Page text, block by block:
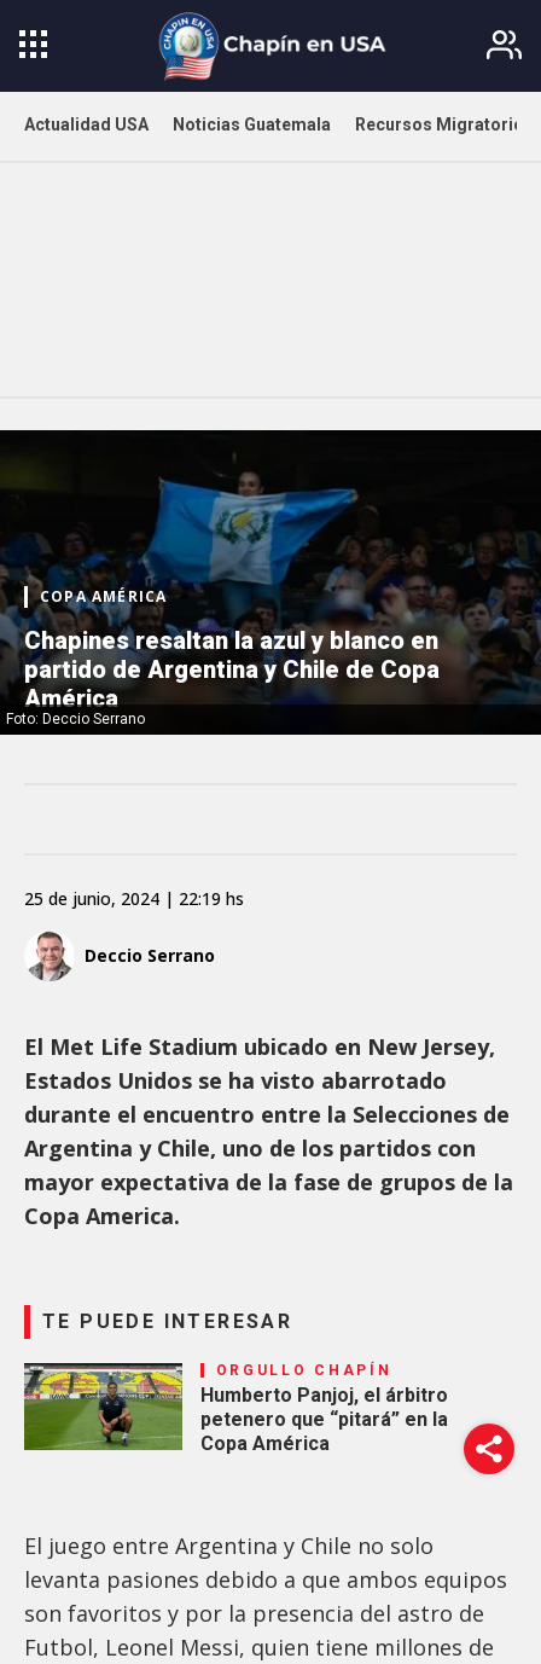
Actualidad USA Noticias Guatemala Recursos Migratorios
Foto: Deccio Serrano
COPA AMÉRICA
Chapines resaltan la azul y blanco en
partido de Argentina y Chile de Copa
América
Deccio Serrano
25 de junio, 2024 | 22:19 hs
El Met Life Stadium ubicado en New Jersey,
Estados Unidos se ha visto abarrotado
durante el encuentro entre la Selecciones de
Argentina y Chile, uno de los partidos con
mayor expectativa de la fase de grupos de la
Copa America.
TE PUEDE INTERESAR
ORGULLO CHAPÍN
Humberto Panjoj, el árbitro
petenero que “pitará” en la
Copa América
El juego entre Argentina y Chile no solo
levanta pasiones debido a que ambos equipos
son favoritos y por la presencia del astro de
Futbol, Leonel Messi, quien tiene millones de